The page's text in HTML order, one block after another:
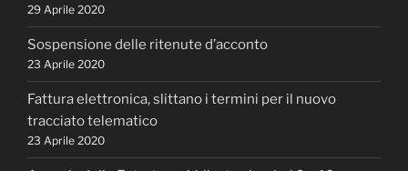
29 Aprile 2020
Sospensione delle ritenute d’acconto
23 Aprile 2020
Fattura elettronica, slittano i termini per il nuovo
tracciato telematico
23 Aprile 2020